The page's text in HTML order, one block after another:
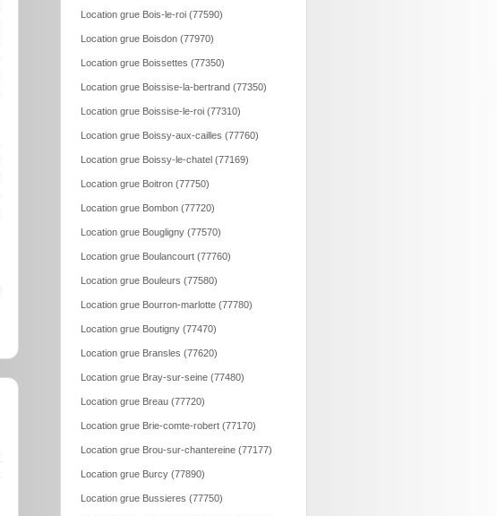
Location grue Bois-le-roi (77590)
Location grue Boisdon (77970)
Location grue Boissettes (77350)
Location grue Boissise-la-bertrand (77350)
Location grue Boissise-le-roi (77310)
Location grue Boissy-aux-cailles (77760)
Location grue Boissy-le-chatel (77169)
Location grue Boitron (77750)
Location grue Bombon (77720)
Location grue Bougligny (77570)
Location grue Boulancourt (77760)
Location grue Bouleurs (77580)
Location grue Bourron-marlotte (77780)
Location grue Boutigny (77470)
Location grue Bransles (77620)
Location grue Bray-sur-seine (77480)
Location grue Breau (77720)
Location grue Brie-comte-robert (77170)
Location grue Brou-sur-chantereine (77177)
Location grue Burcy (77890)
Location grue Bussieres (77750)